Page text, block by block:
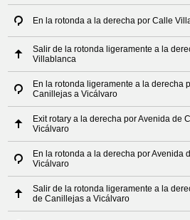
En la rotonda a la derecha por Calle
Salir de la rotonda ligeramente a la
Villablanca
En la rotonda ligeramente a la derecha
Canillejas a Vicálvaro
Exit rotary a la derecha por Avenida de
Vicálvaro
En la rotonda a la derecha por Avenida
Vicálvaro
Salir de la rotonda ligeramente a la
de Canillejas a Vicálvaro